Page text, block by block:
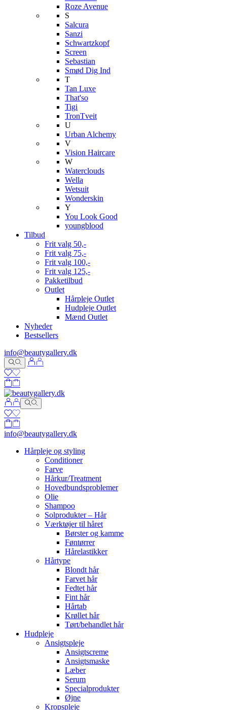
Roze Avenue
S
Salcura
Sanzi
Schwartzkopf
Screen
Sebastian
Smød Dig Ind
T
Tan Luxe
That'so
Tigi
TronTveit
U
Urban Alchemy
V
Vision Haircare
W
Waterclouds
Wella
Wetsuit
Wonderskin
Y
You Look Good
youngblood
Tilbud
Frit valg 50,-
Frit valg 75,-
Frit valg 100,-
Frit valg 125,-
Pakketilbud
Outlet
Hårpleje Outlet
Hudpleje Outlet
Mænd Outlet
Nyheder
Bestsellers
info@beautygallery.dk
info@beautygallery.dk
Hårpleje og styling
Conditioner
Farve
Hårkur/Treatment
Hovedbundsproblemer
Olie
Shampoo
Solprodukter – Hår
Værktøjer til håret
Børster og kamme
Føntørrer
Hårelastikker
Hårtype
Blondt hår
Farvet hår
Fedtet hår
Fint hår
Hårtab
Krøllet hår
Tørt/behandlet hår
Hudpleje
Ansigtspleje
Ansigtscreme
Ansigtsmaske
Læber
Serum
Specialprodukter
Øjne
Kropspleje